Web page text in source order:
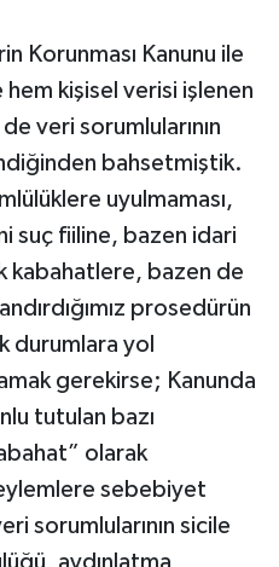
Korunması Kanunu ile
kişisel verisi işlenen
veri sorumlularının
bahsetmiştik.
uyulmaması,
suç fiiline, bazen idari
kabahatlere, bazen de
prosedürün
durumlara yol
gerekirse; Kanunda
tutulan bazı
olarak
eylemlere sebebiyet
sorumlularının sicile
aydınlatma